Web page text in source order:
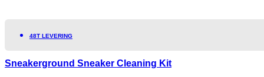
48T LEVERING
Sneakerground Sneaker Cleaning Kit